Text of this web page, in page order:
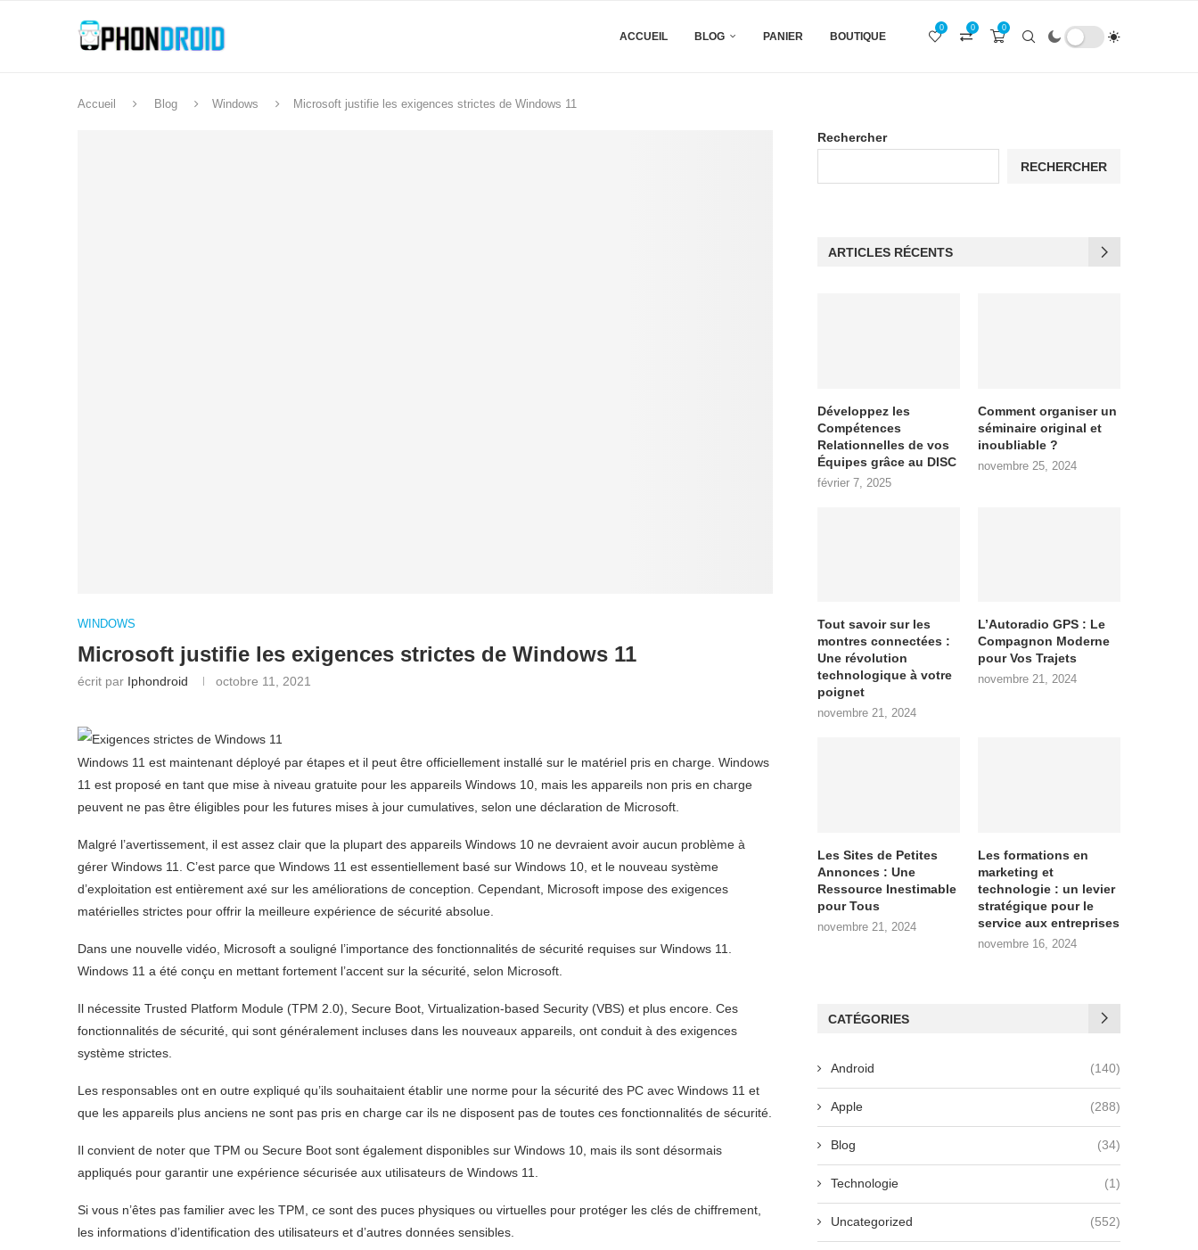
ACCUEIL BLOG PANIER BOUTIQUE
0
0
0
Accueil Blog Windows Microsoft justifie les exigences strictes de Windows 11
WINDOWS
Microsoft justifie les exigences strictes de Windows 11
écrit par Iphondroid octobre 11, 2021
Windows 11 est maintenant déployé par étapes et il peut être officiellement installé sur le matériel pris en charge. Windows
11 est proposé en tant que mise à niveau gratuite pour les appareils Windows 10, mais les appareils non pris en charge
peuvent ne pas être éligibles pour les futures mises à jour cumulatives, selon une déclaration de Microsoft.
Malgré l’avertissement, il est assez clair que la plupart des appareils Windows 10 ne devraient avoir aucun problème à
gérer Windows 11. C’est parce que Windows 11 est essentiellement basé sur Windows 10, et le nouveau système
d’exploitation est entièrement axé sur les améliorations de conception. Cependant, Microsoft impose des exigences
matérielles strictes pour offrir la meilleure expérience de sécurité absolue.
Dans une nouvelle vidéo, Microsoft a souligné l’importance des fonctionnalités de sécurité requises sur Windows 11.
Windows 11 a été conçu en mettant fortement l’accent sur la sécurité, selon Microsoft.
Il nécessite Trusted Platform Module (TPM 2.0), Secure Boot, Virtualization-based Security (VBS) et plus encore. Ces
fonctionnalités de sécurité, qui sont généralement incluses dans les nouveaux appareils, ont conduit à des exigences
système strictes.
Les responsables ont en outre expliqué qu’ils souhaitaient établir une norme pour la sécurité des PC avec Windows 11 et
que les appareils plus anciens ne sont pas pris en charge car ils ne disposent pas de toutes ces fonctionnalités de sécurité.
Il convient de noter que TPM ou Secure Boot sont également disponibles sur Windows 10, mais ils sont désormais
appliqués pour garantir une expérience sécurisée aux utilisateurs de Windows 11.
Si vous n’êtes pas familier avec les TPM, ce sont des puces physiques ou virtuelles pour protéger les clés de chiffrement,
les informations d’identification des utilisateurs et d’autres données sensibles.
Rechercher
RECHERCHER
ARTICLES RÉCENTS
Développez les
Compétences
Relationnelles de vos
Équipes grâce au DISC
février 7, 2025
Comment organiser un
séminaire original et
inoubliable ?
novembre 25, 2024
Tout savoir sur les
montres connectées :
Une révolution
technologique à votre
poignet
novembre 21, 2024
L’Autoradio GPS : Le
Compagnon Moderne
pour Vos Trajets
novembre 21, 2024
Les Sites de Petites
Annonces : Une
Ressource Inestimable
pour Tous
novembre 21, 2024
Les formations en
marketing et
technologie : un levier
stratégique pour le
service aux entreprises
novembre 16, 2024
CATÉGORIES
Android (140)
Apple (288)
Blog (34)
Technologie (1)
Uncategorized (552)